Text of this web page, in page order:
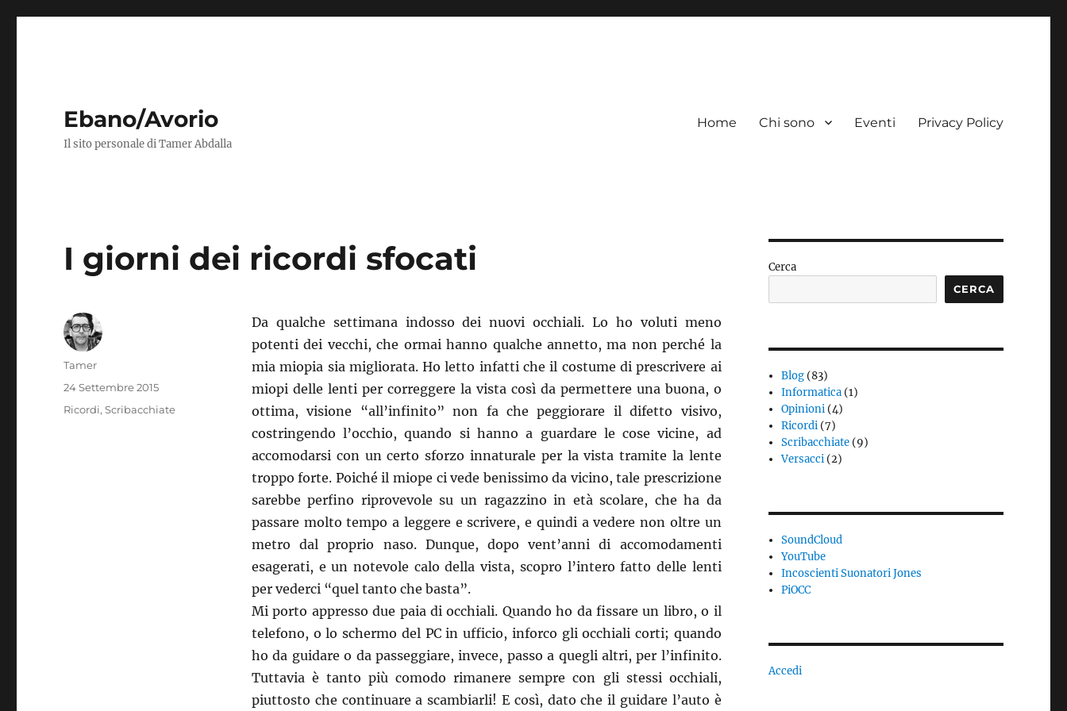
Ebano/Avorio
Il sito personale di Tamer Abdalla
Home Chi sono Eventi Privacy Policy
I giorni dei ricordi sfocati
Da qualche settimana indosso dei nuovi occhiali. Lo ho voluti meno
potenti dei vecchi, che ormai hanno qualche annetto, ma non perché la
mia miopia sia migliorata. Ho letto infatti che il costume di prescrivere ai
miopi delle lenti per correggere la vista così da permettere una buona, o
ottima, visione “all’infinito” non fa che peggiorare il difetto visivo,
costringendo l’occhio, quando si hanno a guardare le cose vicine, ad
accomodarsi con un certo sforzo innaturale per la vista tramite la lente
troppo forte. Poiché il miope ci vede benissimo da vicino, tale prescrizione
sarebbe perfino riprovevole su un ragazzino in età scolare, che ha da
passare molto tempo a leggere e scrivere, e quindi a vedere non oltre un
metro dal proprio naso. Dunque, dopo vent’anni di accomodamenti
esagerati, e un notevole calo della vista, scopro l’intero fatto delle lenti
per vederci “quel tanto che basta”.
Mi porto appresso due paia di occhiali. Quando ho da fissare un libro, o il
telefono, o lo schermo del PC in ufficio, inforco gli occhiali corti; quando
ho da guidare o da passeggiare, invece, passo a quegli altri, per l’infinito.
Tuttavia è tanto più comodo rimanere sempre con gli stessi occhiali,
piuttosto che continuare a scambiarli! E così, dato che il guidare l’auto è
Autore
Tamer
Pubblicato
24 Settembre 2015
Categorie
Ricordi,Scribacchiate
Cerca
CERCA
Blog (83)
Informatica (1)
Opinioni (4)
Ricordi (7)
Scribacchiate (9)
Versacci (2)
SoundCloud
YouTube
Incoscienti Suonatori Jones
PiOCC
Accedi